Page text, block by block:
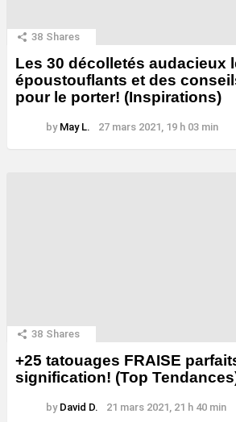
38 Shares
Les 30 décolletés audacieux
époustouflants et des
pour le porter! (Inspirations)
by May L. 27 mars 2021, 19 h 03 min
38 Shares
+25 tatouages ​​FRAISE
signification! (Top
by David D. 21 mars 2021, 21 h 40 min